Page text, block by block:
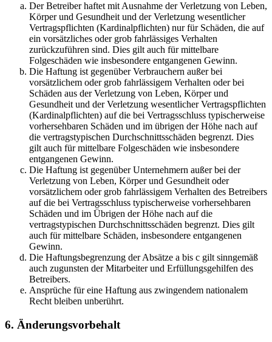
Der Betreiber haftet mit Ausnahme der Verletzung von Leben,
Körper und Gesundheit und der Verletzung wesentlicher
Vertragspflichten (Kardinalpflichten) nur für Schäden, die auf
ein vorsätzliches oder grob fahrlässiges Verhalten
zurückzuführen sind. Dies gilt auch für mittelbare
Folgeschäden wie insbesondere entgangenen Gewinn.
Die Haftung ist gegenüber Verbrauchern außer bei
vorsätzlichem oder grob fahrlässigem Verhalten oder bei
Schäden aus der Verletzung von Leben, Körper und
Gesundheit und der Verletzung wesentlicher Vertragspflichten
(Kardinalpflichten) auf die bei Vertragsschluss typischerweise
vorhersehbaren Schäden und im übrigen der Höhe nach auf
die vertragstypischen Durchschnittsschäden begrenzt. Dies
gilt auch für mittelbare Folgeschäden wie insbesondere
entgangenen Gewinn.
Die Haftung ist gegenüber Unternehmern außer bei der
Verletzung von Leben, Körper und Gesundheit oder
vorsätzlichem oder grob fahrlässigem Verhalten des Betreibers
auf die bei Vertragsschluss typischerweise vorhersehbaren
Schäden und im Übrigen der Höhe nach auf die
vertragstypischen Durchschnittsschäden begrenzt. Dies gilt
auch für mittelbare Schäden, insbesondere entgangenen
Gewinn.
Die Haftungsbegrenzung der Absätze a bis c gilt sinngemäß
auch zugunsten der Mitarbeiter und Erfüllungsgehilfen des
Betreibers.
Ansprüche für eine Haftung aus zwingendem nationalem
Recht bleiben unberührt.
6. Änderungsvorbehalt